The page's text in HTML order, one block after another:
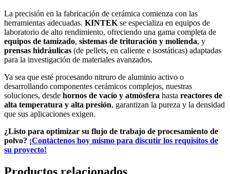
La precisión en la fabricación de cerámica comienza con las
herramientas adecuadas. KINTEKse especializa en equipos de
laboratorio de alto rendimiento, ofreciendo una gama completa de
equipos de tamizado, sistemas de trituración y molienda, y
prensas hidráulicas (de pellets, en caliente e isostáticas) adaptadas
para la investigación de materiales avanzados.
Ya sea que esté procesando nitruro de aluminio activo o
desarrollando componentes cerámicos complejos, nuestras
soluciones, desde hornos de vacío y atmósfera hasta reactores de
alta temperatura y alta presión, garantizan la pureza y la densidad
que sus aplicaciones exigen.
¿Listo para optimizar su flujo de trabajo de procesamiento de
polvo? ¡Contáctenos hoy mismo para discutir los requisitos de
su proyecto!